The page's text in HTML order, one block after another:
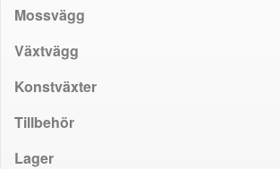
Mossvägg
Växtvägg
Konstväxter
Tillbehör
Lager